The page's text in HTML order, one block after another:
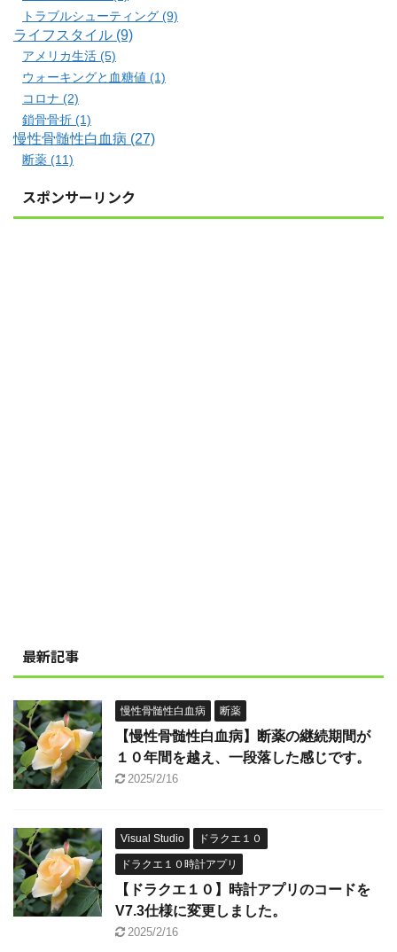
トラブルシューティング (9)
ライフスタイル (9)
アメリカ生活 (5)
ウォーキングと血糖値 (1)
コロナ (2)
鎖骨骨折 (1)
慢性骨髄性白血病 (27)
断薬 (11)
スポンサーリンク
最新記事
慢性骨髄性白血病 断薬
【慢性骨髄性白血病】断薬の継続期間が
１０年間を越え、一段落した感じです。
2025/2/16
Visual Studio ドラクエ１０
ドラクエ１０時計アプリ
【ドラクエ１０】時計アプリのコードを
V7.3仕様に変更しました。
2025/2/16